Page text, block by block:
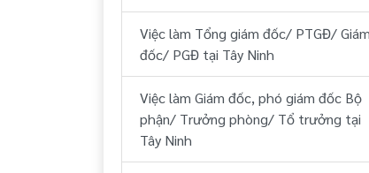
Việc làm Tổng giám đốc/ PTGĐ/ Giám
đốc/ PGĐ tại Tây Ninh
Việc làm Giám đốc, phó giám đốc Bộ
phận/ Trưởng phòng/ Tổ trưởng tại
Tây Ninh